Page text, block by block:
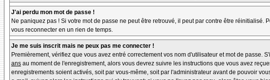
J'ai perdu mon mot de passe !
Ne paniquez pas ! Si votre mot de passe ne peut être retrouvé, il peut par contre être réinitialisé.
vous reconnecter en un rien de temps.
Je me suis inscrit mais ne peux pas me connecter !
Premièrement, vérifiez que vous avez entré correctement vos nom d'utilisateur et mot de passe.
ans au moment de l'enregistrement, alors vous devrez suivre les instructions que vous avez
enregistrements soient activés, soit par vous-même, soit par l'administrateur avant de pouvoir